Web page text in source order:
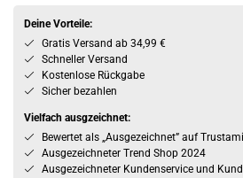
Deine Vorteile:
Gratis Versand ab 34,99 €
Schneller Versand
Kostenlose Rückgabe
Sicher bezahlen
Vielfach ausgzeichnet:
Bewertet als „Ausgezeichnet” auf Trustami
Ausgezeichneter Trend Shop 2024
Ausgezeichneter Kundenservice und